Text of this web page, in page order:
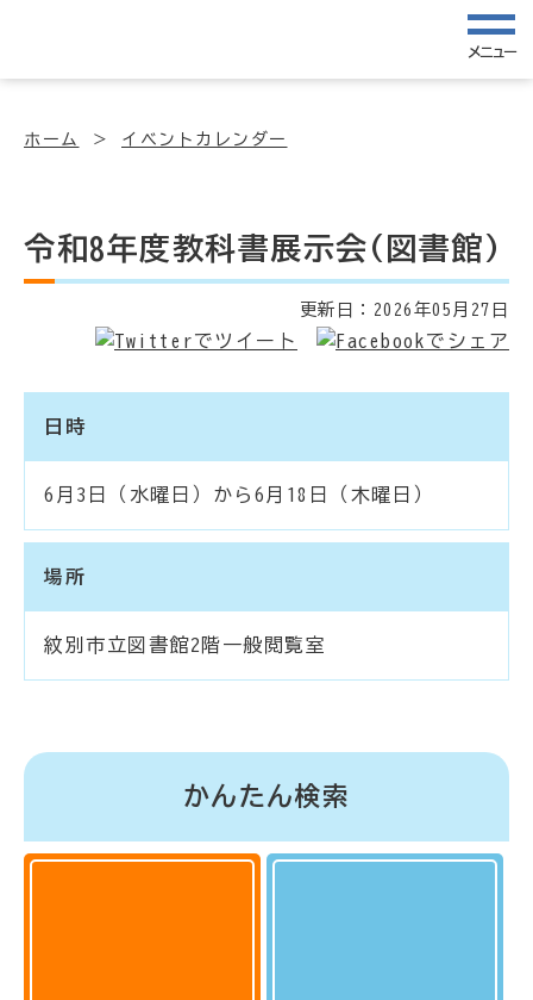
メニュー
ホーム イベントカレンダー
令和8年度教科書展示会(図書館)
更新日： 2026年05月27日
日時
6月3日（水曜日）から6月18日（木曜日）
場所
紋別市立図書館2階一般閲覧室
かんたん検索